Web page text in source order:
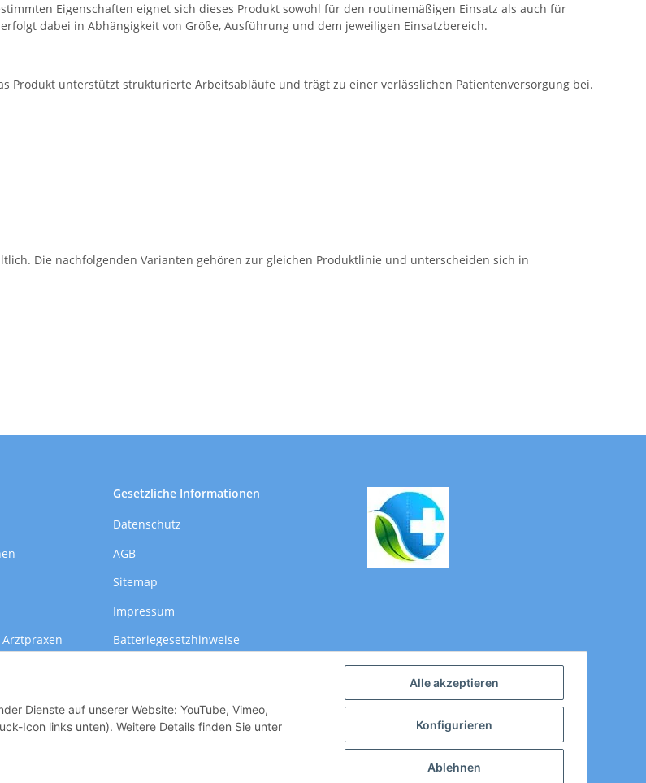
Alle akzeptieren
Konfigurieren
Ablehnen
Dienste auf unserer Website: YouTube, Vimeo,
Icon links unten). Weitere Details finden Sie unter
Eigenschaften eignet sich dieses Produkt sowohl für den routinemäßigen Einsatz als auch für
dabei in Abhängigkeit von Größe, Ausführung und dem jeweiligen Einsatzbereich.
Produkt unterstützt strukturierte Arbeitsabläufe und trägt zu einer verlässlichen Patientenversorgung bei.
Die nachfolgenden Varianten gehören zur gleichen Produktlinie und unterscheiden sich in
Gesetzliche Informationen
Datenschutz
AGB
Sitemap
Impressum
Batteriegesetzhinweise